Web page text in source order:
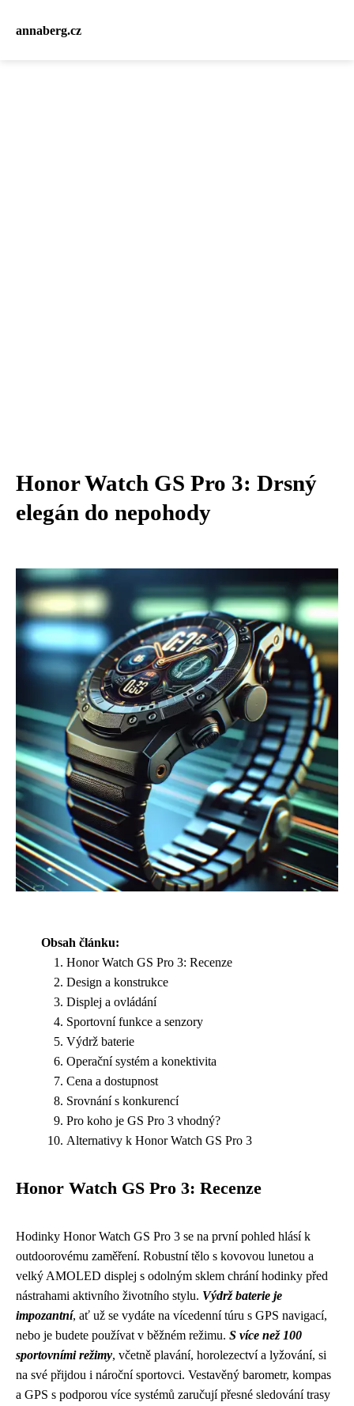
annaberg.cz
Honor Watch GS Pro 3: Drsný
elegán do nepohody
Obsah článku:
Honor Watch GS Pro 3: Recenze
Design a konstrukce
Displej a ovládání
Sportovní funkce a senzory
Výdrž baterie
Operační systém a konektivita
Cena a dostupnost
Srovnání s konkurencí
Pro koho je GS Pro 3 vhodný?
Alternativy k Honor Watch GS Pro 3
Honor Watch GS Pro 3: Recenze
Hodinky Honor Watch GS Pro 3 se na první pohled hlásí k
outdoorovému zaměření. Robustní tělo s kovovou lunetou a
velký AMOLED displej s odolným sklem chrání hodinky před
nástrahami aktivního životního stylu. Výdrž baterie je
impozantní, ať už se vydáte na vícedenní túru s GPS navigací,
nebo je budete používat v běžném režimu. S více než 100
sportovními režimy, včetně plavání, horolezectví a lyžování, si
na své přijdou i nároční sportovci. Vestavěný barometr, kompas
a GPS s podporou více systémů zaručují přesné sledování trasy